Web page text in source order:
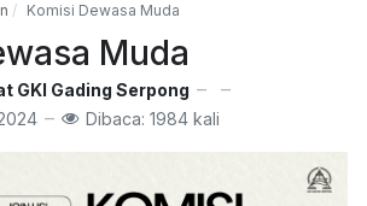
Komisi Dewasa Muda
Muda
GKI Gading Serpong
Dibaca: 1984 kali